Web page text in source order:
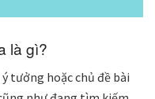
là gì?
tưởng hoặc chủ đề bài